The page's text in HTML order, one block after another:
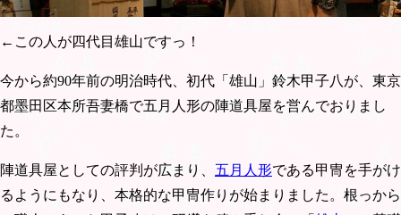
←この人が四代目雄山ですっ！
今から約90年前の明治時代、初代「雄山」鈴木甲子八が、東京
都墨田区本所吾妻橋で五月人形の陣道具屋を営んでおりまし
た。
陣道具屋としての評判が広まり、 五月人形である甲冑を手がけ
るようにもなり、本格的な甲冑作りが始まりました。根っから